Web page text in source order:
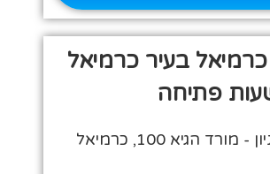
כרמיאל בעיר כרמיאל
פתיחה
הגיא 100, כרמיאל